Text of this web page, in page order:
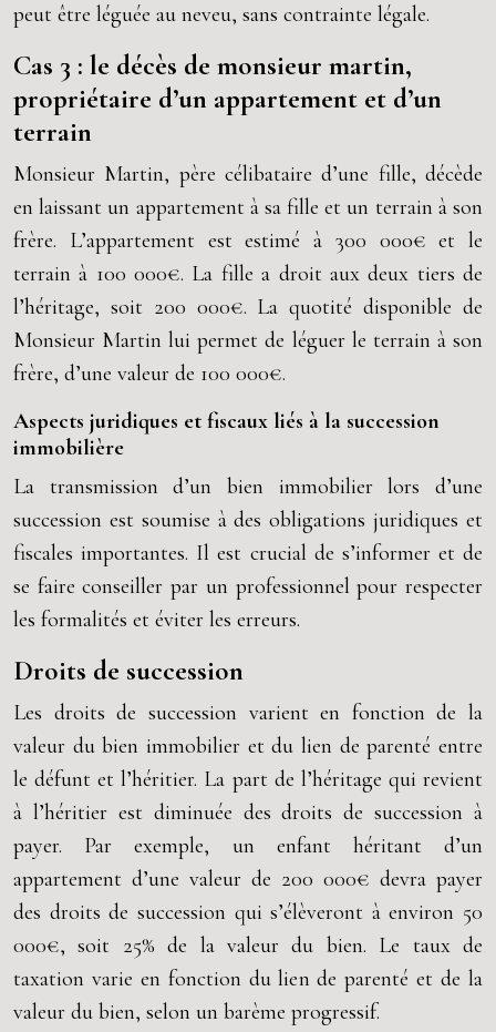
peut être léguée au neveu, sans contrainte légale.
Cas 3 : le décès de monsieur martin,
propriétaire d’un appartement et d’un
terrain
Monsieur Martin, père célibataire d’une fille, décède
en laissant un appartement à sa fille et un terrain à son
frère. L’appartement est estimé à 300 000€ et le
terrain à 100 000€. La fille a droit aux deux tiers de
l’héritage, soit 200 000€. La quotité disponible de
Monsieur Martin lui permet de léguer le terrain à son
frère, d’une valeur de 100 000€.
Aspects juridiques et fiscaux liés à la succession
immobilière
La transmission d’un bien immobilier lors d’une
succession est soumise à des obligations juridiques et
fiscales importantes. Il est crucial de s’informer et de
se faire conseiller par un professionnel pour respecter
les formalités et éviter les erreurs.
Droits de succession
Les droits de succession varient en fonction de la
valeur du bien immobilier et du lien de parenté entre
le défunt et l’héritier. La part de l’héritage qui revient
à l’héritier est diminuée des droits de succession à
payer. Par exemple, un enfant héritant d’un
appartement d’une valeur de 200 000€ devra payer
des droits de succession qui s’élèveront à environ 50
000€, soit 25% de la valeur du bien. Le taux de
taxation varie en fonction du lien de parenté et de la
valeur du bien, selon un barème progressif.